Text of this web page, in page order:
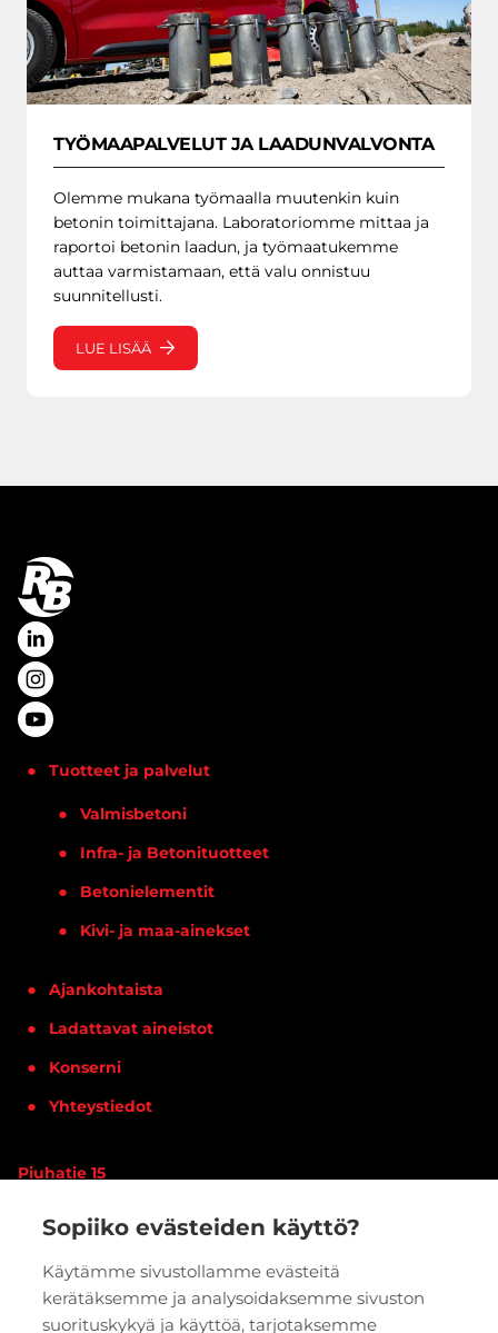
Sopiiko evästeiden käyttö?
Käytämme sivustollamme evästeitä
kerätäksemme ja analysoidaksemme sivuston
suorituskykyä ja käyttöä, tarjotaksemme
TYÖMAAPALVELUT JA LAADUNVALVONTA
Olemme mukana työmaalla muutenkin kuin
betonin toimittajana. Laboratoriomme mittaa ja
raportoi betonin laadun, ja työmaatukemme
auttaa varmistamaan, että valu onnistuu
suunnitellusti.
LUE LISÄÄ
Tuotteet ja palvelut
Valmisbetoni
Infra- ja Betonituotteet
Betonielementit
Kivi- ja maa-ainekset
Ajankohtaista
Ladattavat aineistot
Konserni
Yhteystiedot
Piuhatie 15
PYYDÄ TARJOUS VERKKOKAUPPA